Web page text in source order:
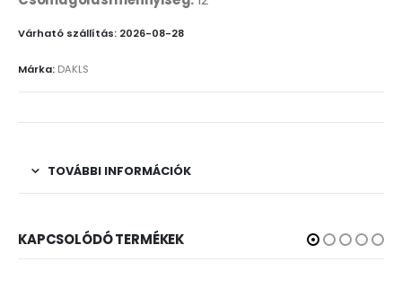
Várható szállítás: 2026-08-28
Márka: DAKLS
TOVÁBBI INFORMÁCIÓK
KAPCSOLÓDÓ TERMÉKEK